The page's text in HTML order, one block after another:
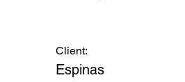
Client:
Espinas